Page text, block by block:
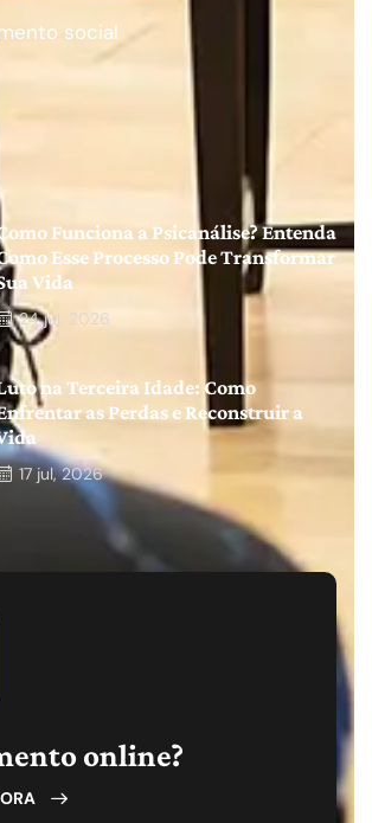
social
Funciona a Psicanálise? Entenda
Esse Processo Pode Transformar
Vida
24 jul, 2026
na Terceira Idade: Como
as Perdas e Reconstruir a
17 jul, 2026
online?